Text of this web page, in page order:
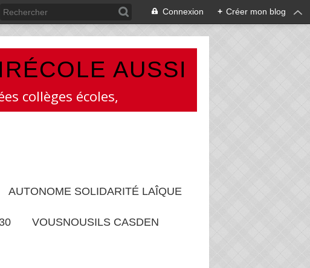
Connexion + Créer mon blog
AUSSI
collèges écoles,
AUTONOME SOLIDARITÉ LAÎQUE
VOUSNOUSILS CASDEN